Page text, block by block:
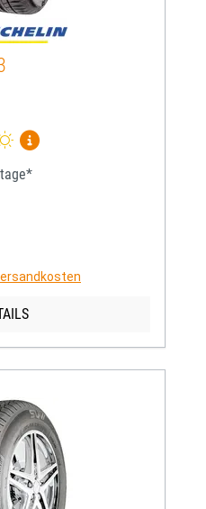
Mehr Informationen zum